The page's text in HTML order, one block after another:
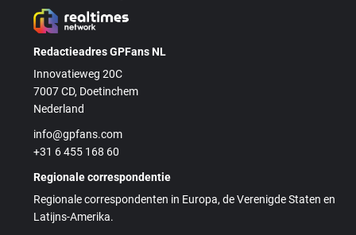
Redactieadres GPFans NL
Innovatieweg 20C
7007 CD, Doetinchem
Nederland
info@gpfans.com
+31 6 455 168 60
Regionale correspondentie
Regionale correspondenten in Europa, de Verenigde Staten en
Latijns-Amerika.